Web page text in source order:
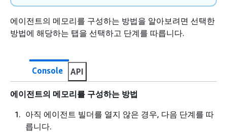
에이전트의 메모리를 구성하는 방법을 알아보려면 선택한
방법에 해당하는 탭을 선택하고 단계를 따릅니다.
Console API
에이전트의 메모리를 구성하는 방법
아직 에이전트 빌더를 열지 않은 경우, 다음 단계를 따
릅니다.